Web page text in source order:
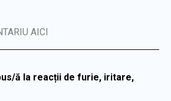
AICI
ă la reacții de furie, iritare,